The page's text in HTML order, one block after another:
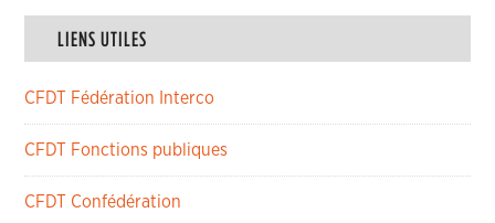
LIENS UTILES
CFDT Fédération Interco
CFDT Fonctions publiques
CFDT Confédération